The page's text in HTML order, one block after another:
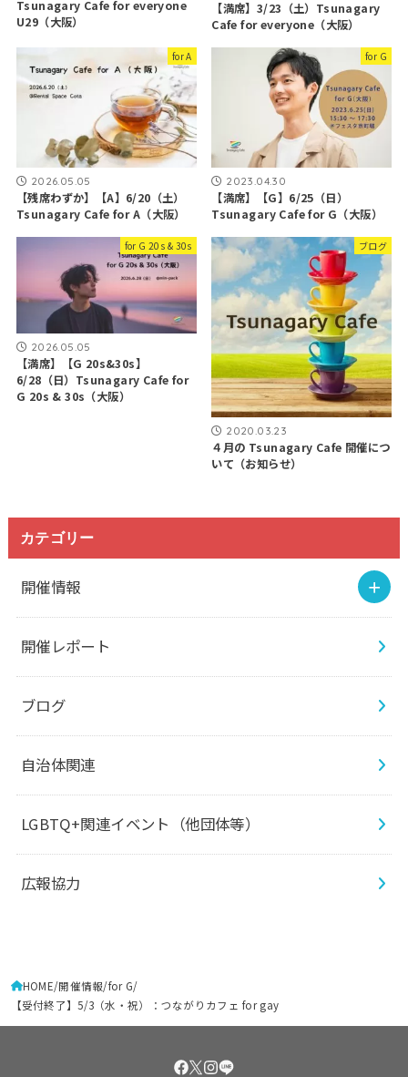
Tsunagary Cafe for everyone
U29（大阪）
【満席】3/23（土）Tsunagary
Cafe for everyone（大阪）
for A
2026.05.05
【残席わずか】【A】6/20（土）
Tsunagary Cafe for A（大阪）
for G
2023.04.30
【満席】【G】6/25（日）
Tsunagary Cafe for G（大阪）
for G 20s & 30s
2026.05.05
【満席】【G 20s&30s】
6/28（日）Tsunagary Cafe for
G 20s & 30s（大阪）
ブログ
2020.03.23
４月の Tsunagary Cafe 開催につ
いて（お知らせ）
カテゴリー
開催情報
開催レポート
ブログ
自治体関連
LGBTQ+関連イベント（他団体等）
広報協力
HOME 開催情報 for G
【受付終了】5/3（水・祝）：つながりカフェ for gay